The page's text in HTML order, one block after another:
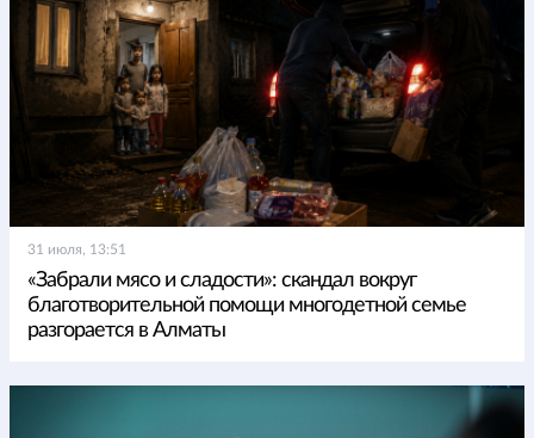
31 июля, 13:51
«Забрали мясо и сладости»: скандал вокруг
благотворительной помощи многодетной семье
разгорается в Алматы